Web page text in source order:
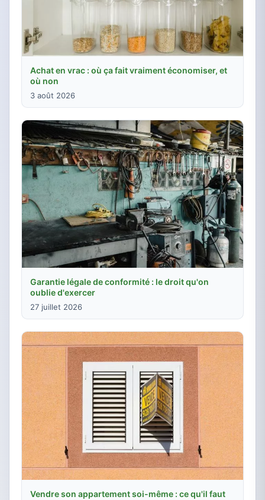
Achat en vrac : où ça fait vraiment économiser, et
où non
3 août 2026
Garantie légale de conformité : le droit qu'on
oublie d'exercer
27 juillet 2026
Vendre son appartement soi-même : ce qu'il faut